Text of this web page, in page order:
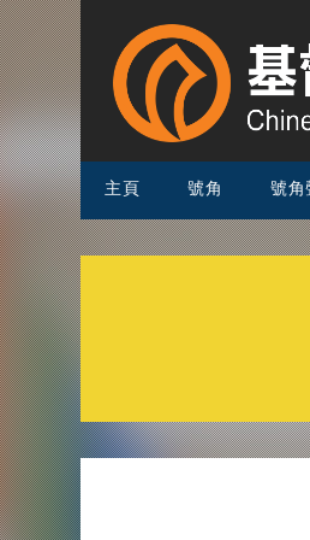
主頁 號角 號角